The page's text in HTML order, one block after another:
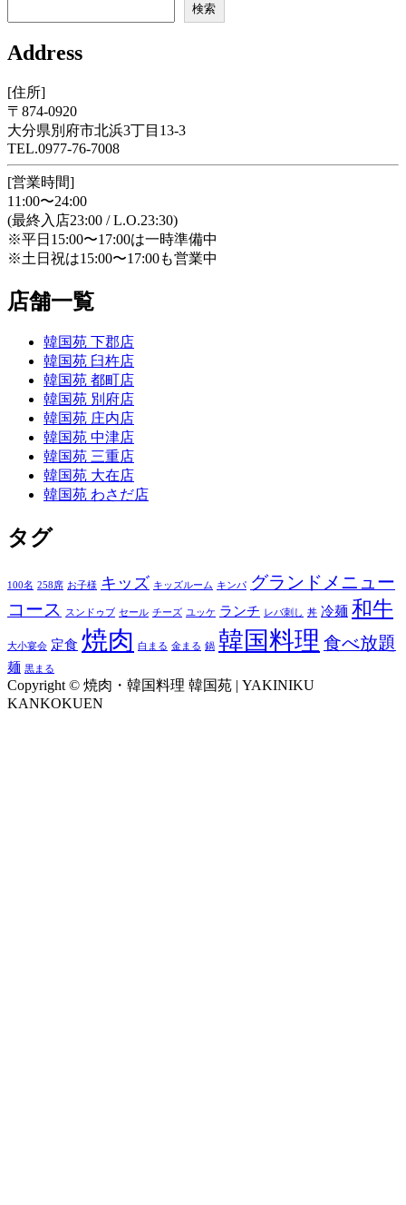
検索
Address
[住所]
〒874-0920
大分県別府市北浜3丁目13-3
TEL.0977-76-7008
[営業時間]
11:00〜24:00
(最終入店23:00 / L.O.23:30)
※平日15:00〜17:00は一時準備中
※土日祝は15:00〜17:00も営業中
店舗一覧
韓国苑 下郡店
韓国苑 臼杵店
韓国苑 都町店
韓国苑 別府店
韓国苑 庄内店
韓国苑 中津店
韓国苑 三重店
韓国苑 大在店
韓国苑 わさだ店
タグ
100名 258席 お子様 キッズ キッズルーム キンパ グランドメニュー
コース
スンドゥブ セール チーズ ユッケ ランチ レバ刺し 丼 冷麺 和牛
大小宴会 定食 焼肉 白まる 金まる 鍋 韓国料理 食べ放題
麺 黒まる
Copyright © 焼肉・韓国料理 韓国苑 | YAKINIKU
KANKOKUEN